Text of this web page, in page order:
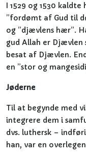
I 1529 og 1530
”fordømt af Gud til
og ”djævlens hær”.
gud Allah er Djævlen
besat af Djævlen.
en ”stor og
Jøderne
Til at begynde med
integrere dem i
dvs. luthersk –
han, var en